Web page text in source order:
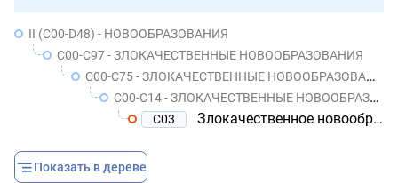
II (C00-D48) - НОВООБРАЗОВАНИЯ
C00-C97 - ЗЛОКАЧЕСТВЕННЫЕ НОВООБРАЗОВАНИЯ
C00-C75 - ЗЛОКАЧЕСТВЕННЫЕ НОВООБРАЗОВАНИЯ УТОЧНЕННЫХ ЛОКАЛИЗАЦИЙ, КОТОРЫЕ ОБОЗНАЧЕНЫ КАК ПЕРВИЧНЫЕ ИЛИ ПРЕДПОЛОЖИТЕЛЬНО ПЕРВИЧНЫЕ, КРОМЕ НОВООБРАЗОВАНИЙ ЛИМФОИДНОЙ, КРОВЕТВОРНОЙ И РОДСТВЕННЫХ ИМ ТКАНЕЙ
C00-C14 - ЗЛОКАЧЕСТВЕННЫЕ НОВООБРАЗОВАНИЯ ГУБЫ, ПОЛОСТИ РТА И ГЛОТКИ
C03
Злокачественное новообразование десны
Показать в дереве